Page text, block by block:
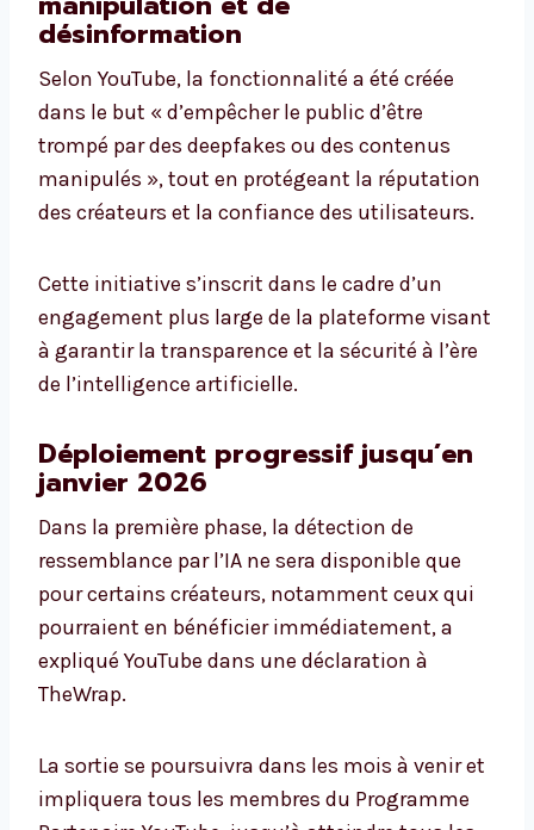
désinformation
Selon YouTube, la fonctionnalité a été créée
dans le but « d’empêcher le public d’être
trompé par des deepfakes ou des contenus
manipulés », tout en protégeant la réputation
des créateurs et la confiance des utilisateurs.
Cette initiative s’inscrit dans le cadre d’un
engagement plus large de la plateforme visant
à garantir la transparence et la sécurité à l’ère
de l’intelligence artificielle.
Déploiement progressif jusqu’en
janvier 2026
Dans la première phase, la détection de
ressemblance par l’IA ne sera disponible que
pour certains créateurs, notamment ceux qui
pourraient en bénéficier immédiatement, a
expliqué YouTube dans une déclaration à
TheWrap.
La sortie se poursuivra dans les mois à venir et
impliquera tous les membres du Programme